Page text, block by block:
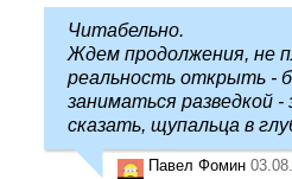
Читабельно.
Ждем продолжения, не
реальность открыть -
заниматься разведкой
сказать, щупальца в
Павел Фомин